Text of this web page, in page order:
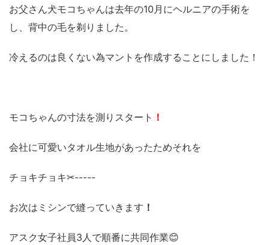
お父さん犬モコちゃんは去年の10月にヘルニアの手術を
し、背中の毛を剃りました。
冷えるのは良くない為マントを作成することにしました！
モコちゃんの寸法を測りスタート ！
会社に可愛いタオル生地があったためそれを
チョキチョキ✂-----
お次はミシンで縫っていきます ！
アスク女子社員3人で順番に共同作業😊